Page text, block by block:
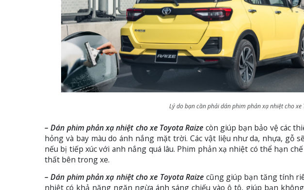
Lý do bạn cần phải dán phim phản xạ nhiệt cho xe
– Dán phim phản xạ nhiệt cho xe Toyota Raize còn giúp bạn bảo vệ các
hỏng và bay màu do ánh nắng mặt trời. Các vật liệu như da, nhựa, gỗ
nếu bị tiếp xúc với anh nắng quá lâu. Phim phản xạ nhiệt có thể hạn
thất bên trong xe.
– Dán phim phản xạ nhiệt cho xe Toyota Raize cũng giúp bạn tăng tính
nhiệt có khả năng ngăn ngừa ánh sáng chiếu vào ô tô, giúp bạn